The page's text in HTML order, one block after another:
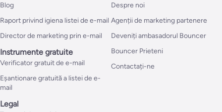
Blog
Raport privind igiena listei de e-mail
Director de marketing prin e-mail
Instrumente gratuite
Verificator gratuit de e-mail
Eșantionare gratuită a listei de e-
mail
Despre noi
Agenții de marketing partenere
Deveniți ambasadorul Bouncer
Bouncer Prieteni
Contactați-ne
Legal